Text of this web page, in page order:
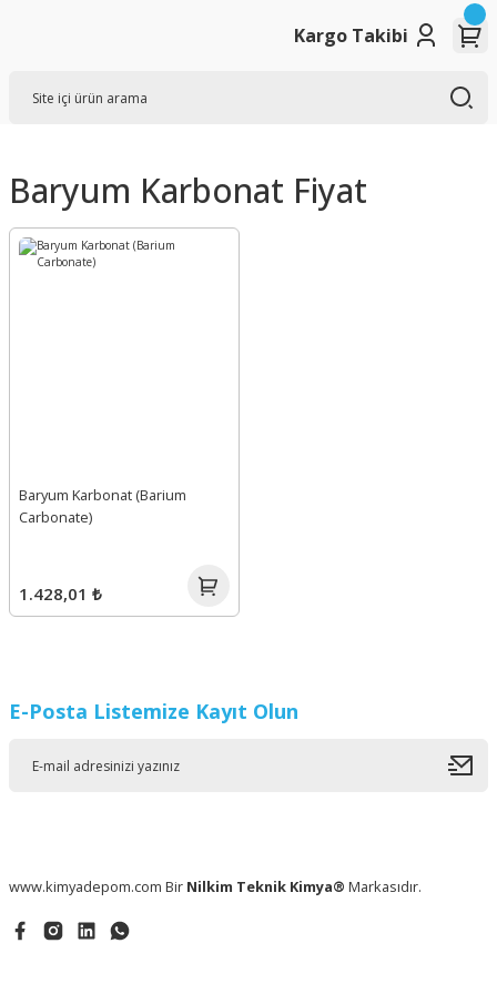
Kargo Takibi
Baryum Karbonat Fiyat
Baryum Karbonat (Barium
Carbonate)
1.428,01 ₺
E-Posta Listemize Kayıt Olun
www.kimyadepom.com Bir Nilkim Teknik Kimya® Markasıdır.